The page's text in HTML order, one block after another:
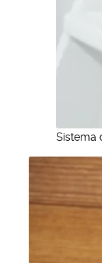
Sistema